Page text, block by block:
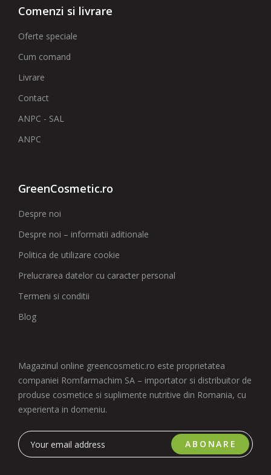
Comenzi si livrare
Oferte speciale
Cum comand
Livrare
Contact
ANPC - SAL
ANPC
GreenCosmetic.ro
Despre noi
Despre noi – informatii aditionale
Politica de utilizare cookie
Prelucrarea datelor cu caracter personal
Termeni si conditii
Blog
Magazinul online greencosmetic.ro este proprietatea
companiei Romfarmachim SA – importator si distribuitor de
produse cosmetice si suplimente nutritive din Romania, cu
experienta in domeniu.
ABONARE